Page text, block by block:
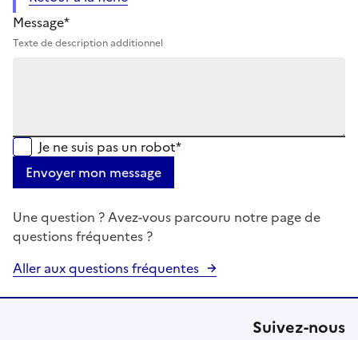
Message*
Texte de description additionnel
Je ne suis pas un robot*
Envoyer mon message
Une question ? Avez-vous parcouru notre page de
questions fréquentes ?
Aller aux questions fréquentes
Suivez-nous